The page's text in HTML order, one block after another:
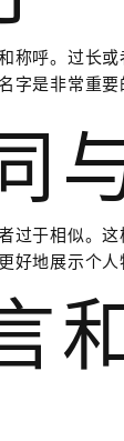
称呼。过长
字是非常重要
过于相似。
好地展示个人